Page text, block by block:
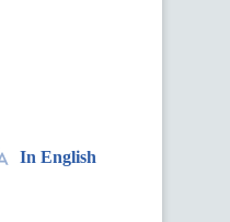
In English